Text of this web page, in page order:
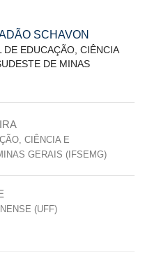
SCHAVON
EDUCAÇÃO, CIÊNCIA
DE MINAS
CIÊNCIA E
GERAIS (IFSEMG)
(UFF)